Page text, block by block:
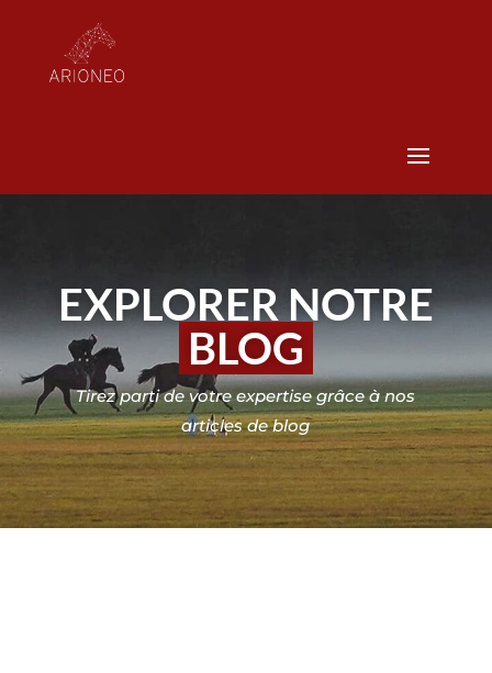
EXPLORER NOTRE
BLOG
Tirez parti de votre expertise grâce à nos
articles de blog